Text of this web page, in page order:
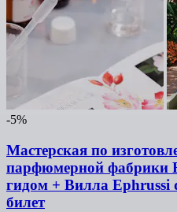
-5%
Мастерская по
парфюмерной фабрики
гидом + Вилла Ephrussi
билет